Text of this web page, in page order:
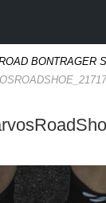
BONTRAGER